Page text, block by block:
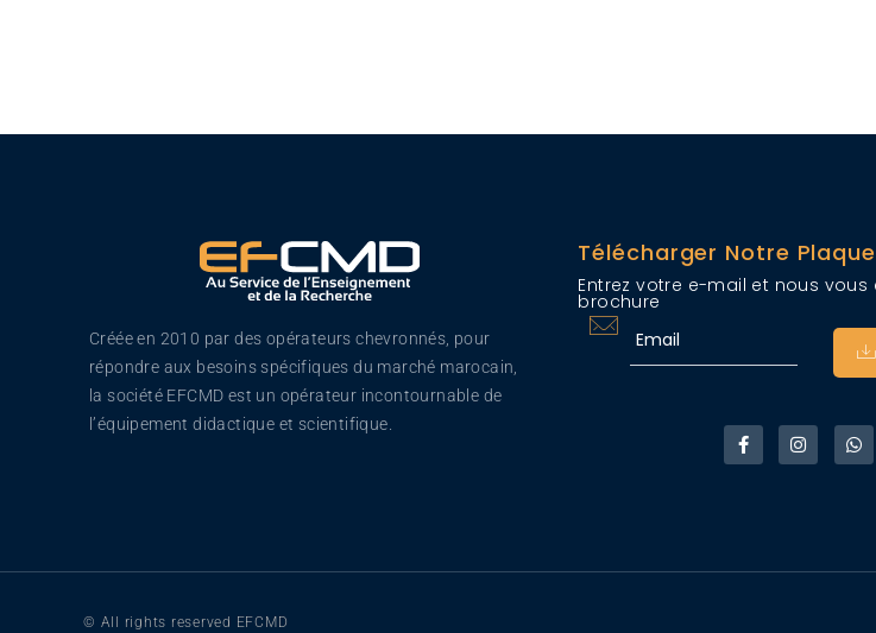
Créée en 2010 par des opérateurs chevronnés, pour
répondre aux besoins spécifiques du marché marocain,
la société EFCMD est un opérateur incontournable de
l’équipement didactique et scientifique.
Télécharger Notre
Entrez votre e-mail et nous vous
brochure
© All rights reserved EFCMD